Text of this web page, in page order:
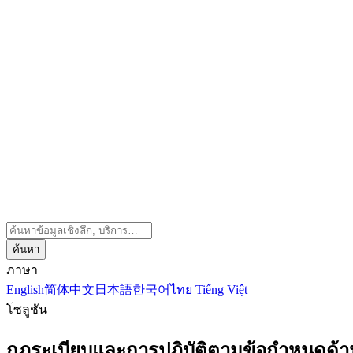
ค้นหา
ภาษา
English简体中文 日本語한국어ไทย Tiếng Việt
โซลูชัน